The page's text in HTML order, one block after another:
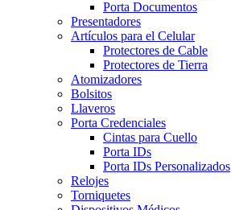
Porta Documentos
Presentadores
Artículos para el Celular
Protectores de Cable
Protectores de Tierra
Atomizadores
Bolsitos
Llaveros
Porta Credenciales
Cintas para Cuello
Porta IDs
Porta IDs Personalizados
Relojes
Torniquetes